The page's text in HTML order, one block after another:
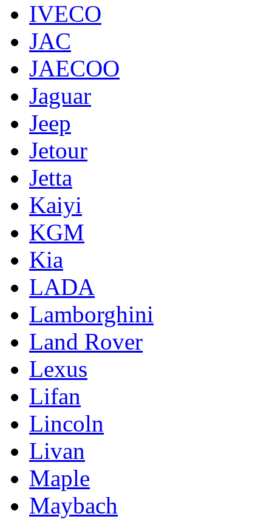
IVECO
JAC
JAECOO
Jaguar
Jeep
Jetour
Jetta
Kaiyi
KGM
Kia
LADA
Lamborghini
Land Rover
Lexus
Lifan
Lincoln
Livan
Maple
Maybach